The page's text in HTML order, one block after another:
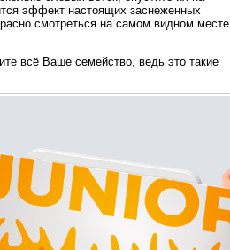
эффект настоящих заснеженных
смотреться на самом видном месте
всё Ваше семейство, ведь это такие